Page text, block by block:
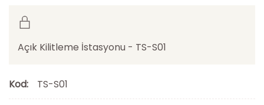
Açık Kilitleme İstasyonu - TS-S01
Kod: TS-S01